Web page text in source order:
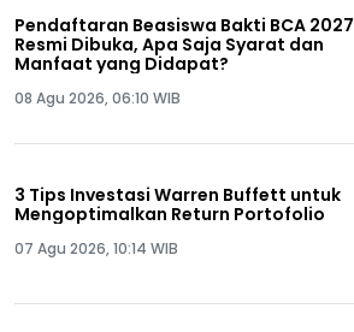
Pendaftaran Beasiswa Bakti BCA 2027
Resmi Dibuka, Apa Saja Syarat dan
Manfaat yang Didapat?
08 Agu 2026, 06:10 WIB
3 Tips Investasi Warren Buffett untuk
Mengoptimalkan Return Portofolio
07 Agu 2026, 10:14 WIB